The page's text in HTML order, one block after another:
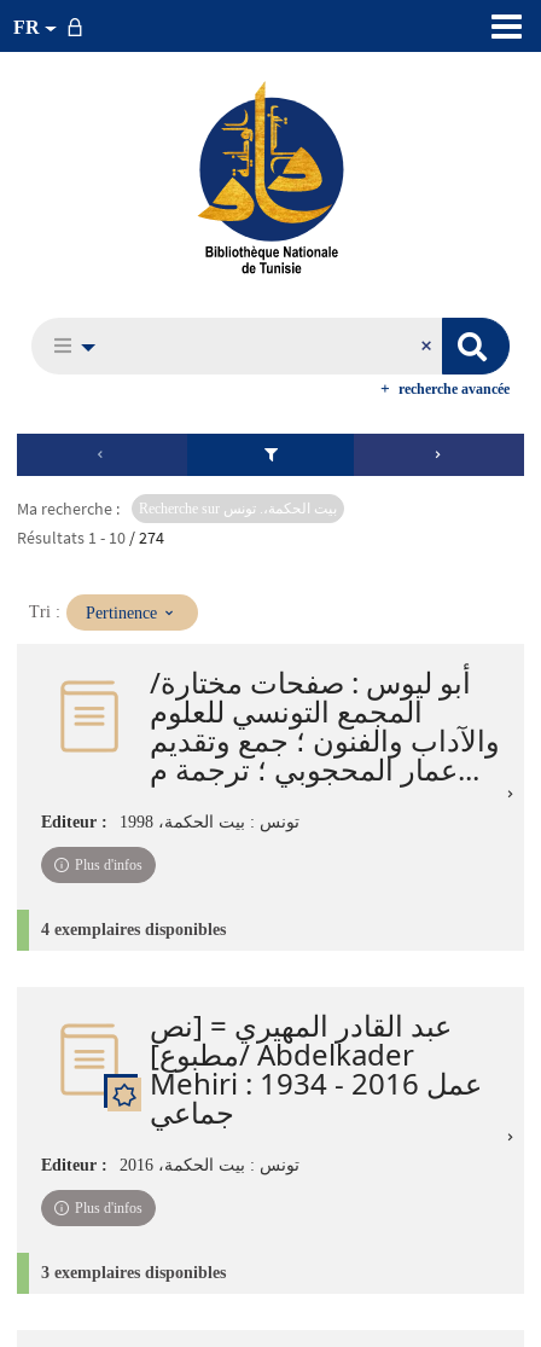
FR
recherche avancée
Ma recherche : Recherche sur بيت الحكمة،. تونس
Résultats 1 - 10 / 274
Tri : (Mise
immédiate)
Pertinence
أبو ليوس : صفحات مختارة/
المجمع التونسي للعلوم
والآداب والفنون ؛ جمع وتقديم
عمار المحجوبي ؛ ترجمة م...
Editeur : تونس : بيت الحكمة، 1998
Plus d'infos
4 exemplaires disponibles
عبد القادر المهيري = [نص
مطبوع]/ Abdelkader
Mehiri : 1934 - 2016 عمل
جماعي
Editeur : تونس : بيت الحكمة، 2016
Plus d'infos
3 exemplaires disponibles